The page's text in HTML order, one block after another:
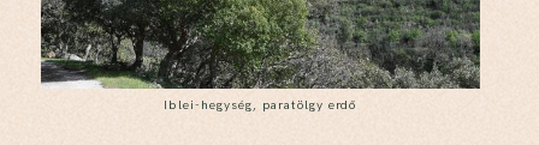
Iblei-hegység, paratölgy erdő